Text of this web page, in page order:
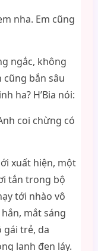
nha. Em cũng
ngắc, không
cũng bắn sâu
ha? H’Bia nói:
coi chừng có
xuất hiện, một
tắn trong bộ
tới nhào vô
mắt sáng
gái trẻ, da
lanh đen láy.